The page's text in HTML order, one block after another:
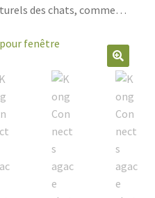
des chats, comme
🔍